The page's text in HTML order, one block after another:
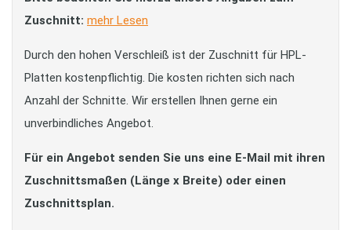
Zuschnitt: mehr Lesen
Durch den hohen Verschleiß ist der Zuschnitt für HPL-
Platten kostenpflichtig. Die kosten richten sich nach
Anzahl der Schnitte. Wir erstellen Ihnen gerne ein
unverbindliches Angebot.
Für ein Angebot senden Sie uns eine E-Mail mit ihren
Zuschnittsmaßen (Länge x Breite) oder einen
Zuschnittsplan.